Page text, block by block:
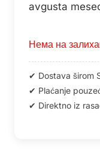
avgusta
Нема на